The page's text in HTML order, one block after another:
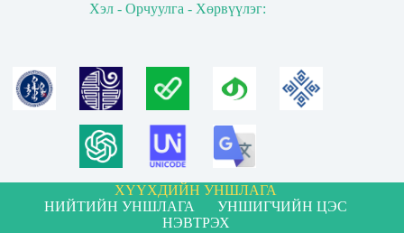
Хэл - Орчуулга - Хөрвүүлэг:
ХҮҮХДИЙН УНШЛАГА
НИЙТИЙН УНШЛАГА
УНШИГЧИЙН ЦЭС
НЭВТРЭХ